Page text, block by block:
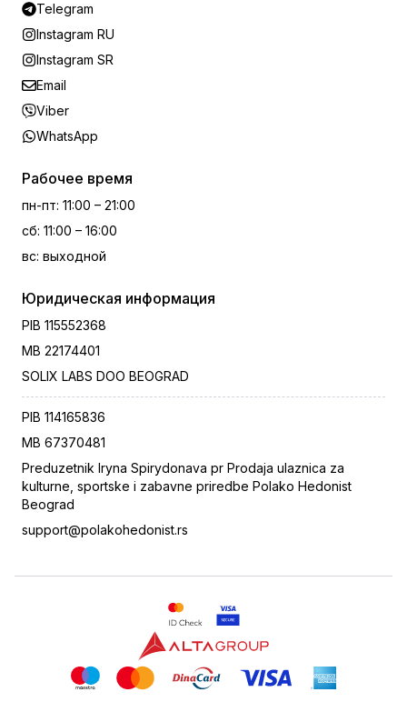
Telegram
Instagram RU
Instagram SR
Email
Viber
WhatsApp
Рабочее время
пн-пт: 11:00 – 21:00
сб: 11:00 – 16:00
вс: выходной
Юридическая информация
PIB 115552368
MB 22174401
SOLIX LABS DOO BEOGRAD
PIB 114165836
MB 67370481
Preduzetnik Iryna Spirydonava pr Prodaja ulaznica za
kulturne, sportske i zabavne priredbe Polako Hedonist
Beograd
support@polakohedonist.rs